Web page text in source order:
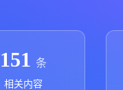
策法规
药品生产企业
151 条
相关内容